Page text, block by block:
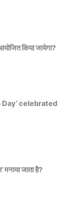
किया जायेगा?
celebrated
मनाया जाता है?